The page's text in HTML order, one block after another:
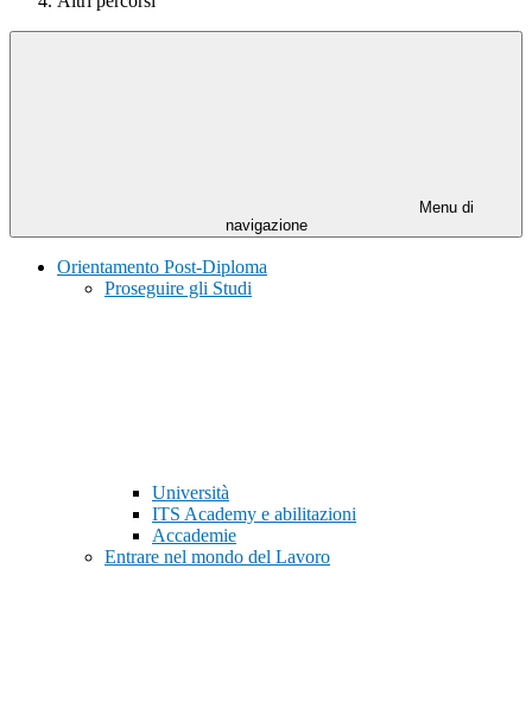
Menu di
navigazione
Orientamento Post-Diploma
Proseguire gli Studi
Università
ITS Academy e abilitazioni
Accademie
Entrare nel mondo del Lavoro